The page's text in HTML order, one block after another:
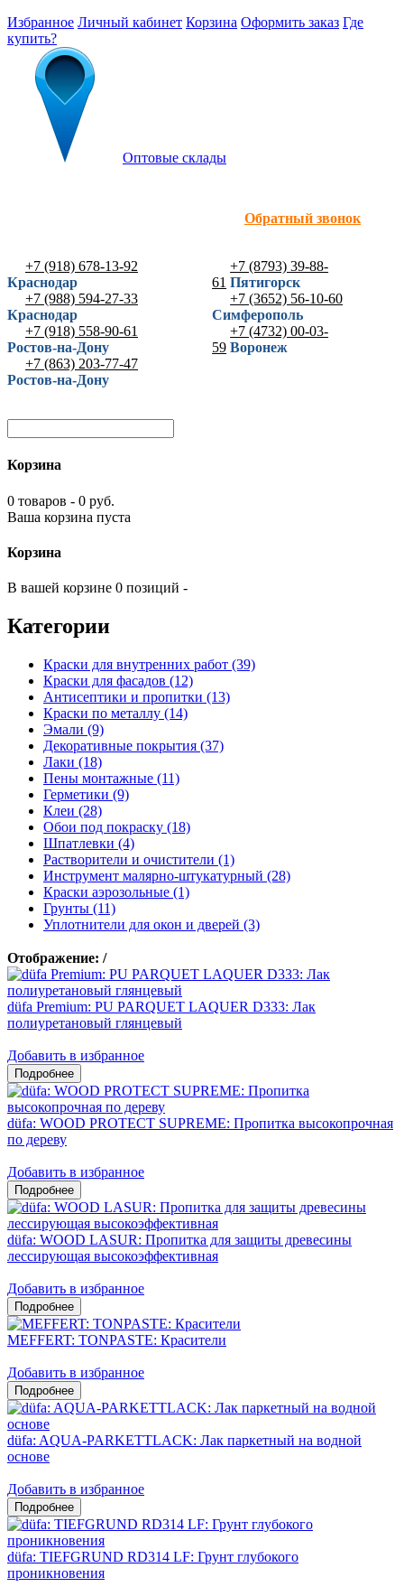
Избранное Личный кабинет Корзина Оформить заказ Где
купить?
Оптовые склады
Обратный звонок
+7 (918) 678-13-92
Краснодар
+7 (988) 594-27-33
Краснодар
+7 (918) 558-90-61
Ростов-на-Дону
+7 (863) 203-77-47
Ростов-на-Дону
+7 (8793) 39-88-
61 Пятигорск
+7 (3652) 56-10-60
Симферополь
+7 (4732) 00-03-
59 Воронеж
Корзина
0 товаров - 0 руб.
Ваша корзина пуста
Корзина
В вашей корзине 0 позиций -
Категории
Краски для внутренних работ (39)
Краски для фасадов (12)
Антисептики и пропитки (13)
Краски по металлу (14)
Эмали (9)
Декоративные покрытия (37)
Лаки (18)
Пены монтажные (11)
Герметики (9)
Клеи (28)
Обои под покраску (18)
Шпатлевки (4)
Растворители и очистители (1)
Инструмент малярно-штукатурный (28)
Краски аэрозольные (1)
Грунты (11)
Уплотнители для окон и дверей (3)
Отображение: /
düfa Premium: PU PARQUET LAQUER D333: Лак
полиуретановый глянцевый
Добавить в избранное
düfa: WOOD PROTECT SUPREME: Пропитка высокопрочная
по дереву
Добавить в избранное
düfa: WOOD LASUR: Пропитка для защиты древесины
лессирующая высокоэффективная
Добавить в избранное
MEFFERT: TONPASTE: Красители
Добавить в избранное
düfa: AQUA-PARKETTLACK: Лак паркетный на водной
основе
Добавить в избранное
düfa: TIEFGRUND RD314 LF: Грунт глубокого
проникновения